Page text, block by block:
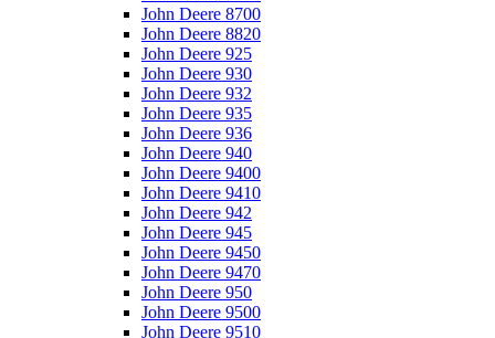
John Deere 8700
John Deere 8820
John Deere 925
John Deere 930
John Deere 932
John Deere 935
John Deere 936
John Deere 940
John Deere 9400
John Deere 9410
John Deere 942
John Deere 945
John Deere 9450
John Deere 9470
John Deere 950
John Deere 9500
John Deere 9510